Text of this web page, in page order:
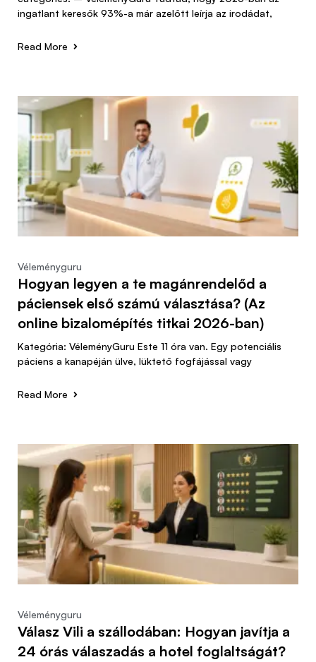
ingatlant keresők 93%-a már azelőtt leírja az irodádat,
Read More
Véleményguru
Hogyan legyen a te magánrendelőd a
páciensek első számú választása? (Az
online bizalomépítés titkai 2026-ban)
Kategória: VéleményGuru Este 11 óra van. Egy potenciális
páciens a kanapéján ülve, lüktető fogfájással vagy
Read More
Véleményguru
Válasz Vili a szállodában: Hogyan javítja a
24 órás válaszadás a hotel foglaltságát?